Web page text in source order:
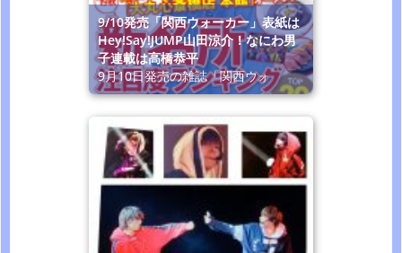
9/10発売「関西ウォーカー」表紙は
Hey!Say!JUMP山田涼介！なにわ男
子連載は高橋恭平
9月10日発売の雑誌「関西ウォ